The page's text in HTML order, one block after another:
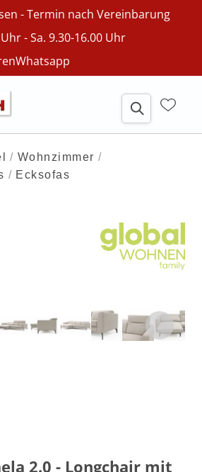
- Termin nach Vereinbarung
- Sa. 9.30-16.00 Uhr
Whatsapp
Wohnzimmer
Ecksofas
2.0 - Longchair mit